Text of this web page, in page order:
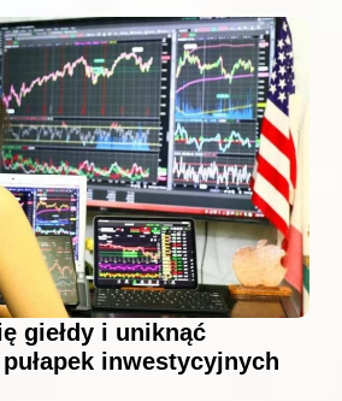
giełdy i uniknąć
inwestycyjnych